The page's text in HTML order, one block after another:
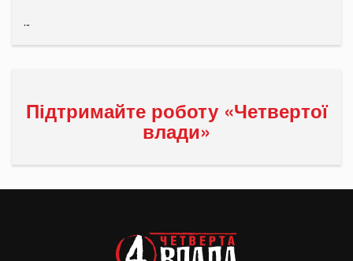
...
Підтримайте роботу «Четвертої
влади»